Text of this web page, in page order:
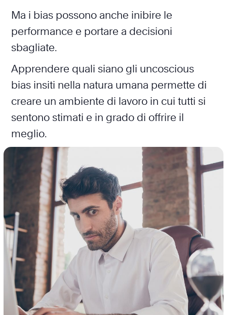
Ma i bias possono anche inibire le
performance e portare a decisioni
sbagliate.
Apprendere quali siano gli uncoscious
bias insiti nella natura umana permette di
creare un ambiente di lavoro in cui tutti si
sentono stimati e in grado di offrire il
meglio.